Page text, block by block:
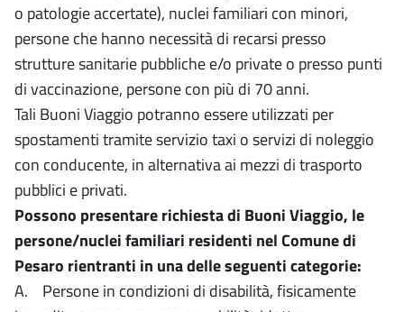
o patologie accertate), nuclei familiari con minori,
persone che hanno necessità di recarsi presso
strutture sanitarie pubbliche e/o private o presso punti
di vaccinazione, persone con più di 70 anni.
Tali Buoni Viaggio potranno essere utilizzati per
spostamenti tramite servizio taxi o servizi di noleggio
con conducente, in alternativa ai mezzi di trasporto
pubblici e privati.
Possono presentare richiesta di Buoni Viaggio, le
persone/nuclei familiari residenti nel Comune di
Pesaro rientranti in una delle seguenti categorie:
A. Persone in condizioni di disabilità, fisicamente